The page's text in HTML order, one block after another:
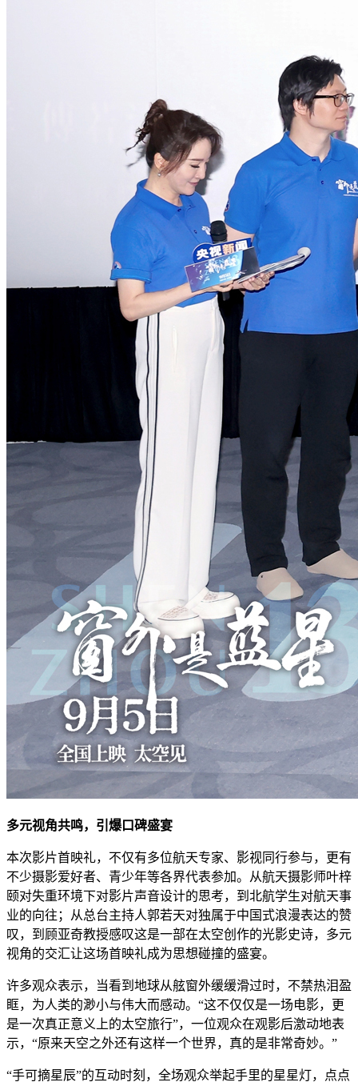
多元视角共鸣，引爆口碑盛宴
本次影片首映礼，不仅有多位航天专家、影视同行参与，更有
不少摄影爱好者、青少年等各界代表参加。从航天摄影师叶梓
颐对失重环境下对影片声音设计的思考，到北航学生对航天事
业的向往；从总台主持人郭若天对独属于中国式浪漫表达的赞
叹，到顾亚奇教授感叹这是一部在太空创作的光影史诗，多元
视角的交汇让这场首映礼成为思想碰撞的盛宴。
许多观众表示，当看到地球从舷窗外缓缓滑过时，不禁热泪盈
眶，为人类的渺小与伟大而感动。“这不仅仅是一场电影，更
是一次真正意义上的太空旅行”，一位观众在观影后激动地表
示，“原来天空之外还有这样一个世界，真的是非常奇妙。”
“手可摘星辰”的互动时刻，全场观众举起手里的星星灯，点点